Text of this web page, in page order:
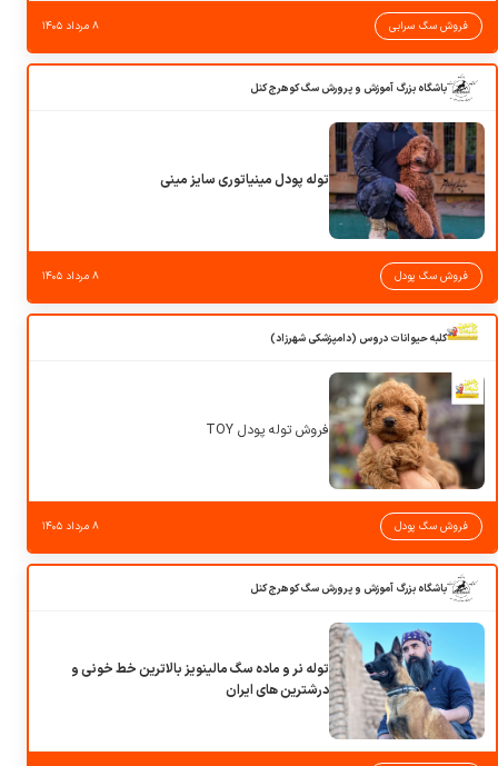
فروش سگ سرابی ۸ مرداد ۱۴۰۵
باشگاه بزرگ آموزش و پرورش سگ کوهرج کنل
توله پودل مینیاتوری سایز مینی
فروش سگ پودل ۸ مرداد ۱۴۰۵
کلبه حیوانات دروس (دامپزشکی شهرزاد)
فروش توله پودل TOY
فروش سگ پودل ۸ مرداد ۱۴۰۵
باشگاه بزرگ آموزش و پرورش سگ کوهرج کنل
توله نر و ماده سگ مالینویز بالاترین خط خونی و
درشترین های ایران